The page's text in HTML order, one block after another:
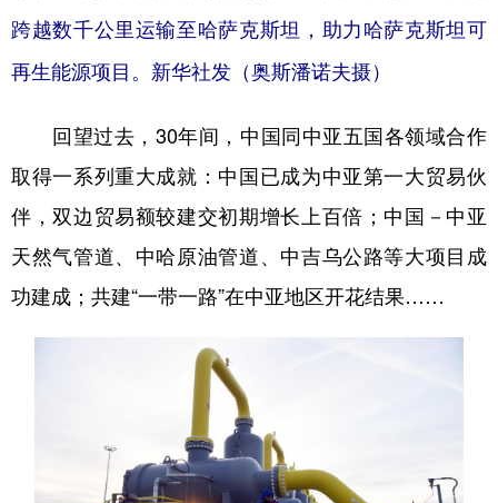
跨越数千公里运输至哈萨克斯坦，助力哈萨克斯坦可
再生能源项目。新华社发（奥斯潘诺夫摄）
回望过去，30年间，中国同中亚五国各领域合作
取得一系列重大成就：中国已成为中亚第一大贸易伙
伴，双边贸易额较建交初期增长上百倍；中国－中亚
天然气管道、中哈原油管道、中吉乌公路等大项目成
功建成；共建“一带一路”在中亚地区开花结果……